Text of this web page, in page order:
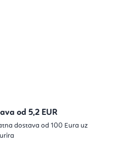
od 5,2 EUR
dostava od 100 Eura uz